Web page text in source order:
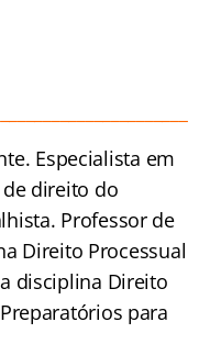
Especialista em
de direito do
Professor de
Direito Processual
disciplina Direito
para